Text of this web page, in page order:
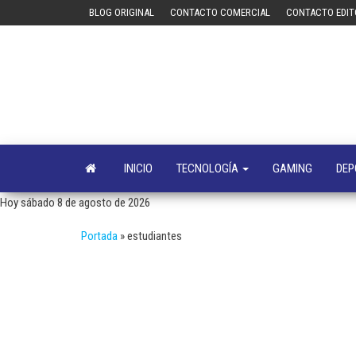
BLOG ORIGINAL CONTACTO COMERCIAL CONTACTO
INICIO TECNOLOGÍA GAMING
Hoy sábado 8 de agosto de 2026
Portada »estudiantes